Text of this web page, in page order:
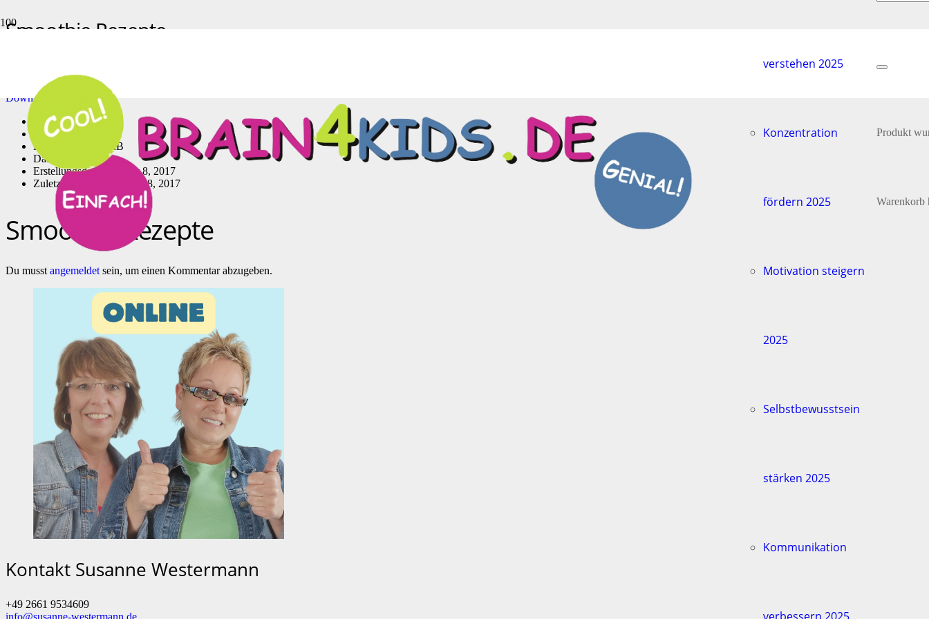
verstehen 2025
Konzentration
fördern 2025
Motivation steigern
2025
Selbstbewusstsein
stärken 2025
Kommunikation
Produkt
Warenkorb
Smoothie Rezepte
Smoothie Rezepte
[featured_image]
Download
Version
Download
Dateigröße
1.16 MB
Datei-Anzahl
Erstellungsdatum
Januar 8, 2017
Zuletzt aktualisiert
Januar 8, 2017
Smoothie Rezepte
Du musstangemeldetsein, um einen Kommentar abzugeben.
Kontakt Susanne Westermann
+49 2661 9534609
info@susanne-westermann.de